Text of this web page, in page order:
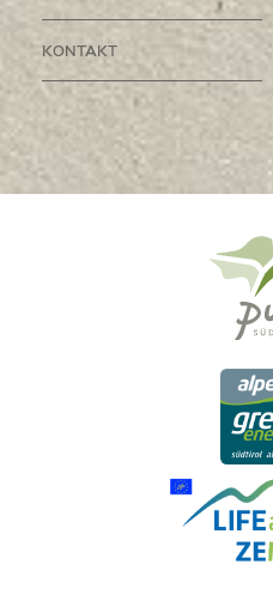
KONTAKT